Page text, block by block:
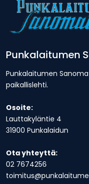
Punkalaitumen
Punkalaitumen
paikallislehti.
Osoite:
Lauttakyläntie 4
31900 Punkalaidun
Ota yhteyttä:
02 7674256